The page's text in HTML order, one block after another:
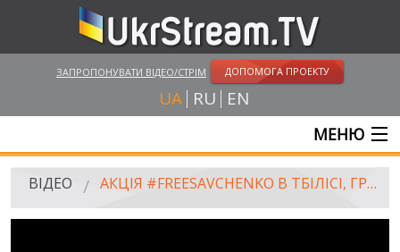
ЗАПРОПОНУВАТИ ВІДЕО/СТРІМ ДОПОМОГА ПРОЕКТУ
UA RU EN
МЕНЮ
ГОЛОВНА
ВІДЕО АКЦІЯ #FREESAVCHENKO В ТБІЛІСІ, ГРУЗІЯ. 09.03.2016